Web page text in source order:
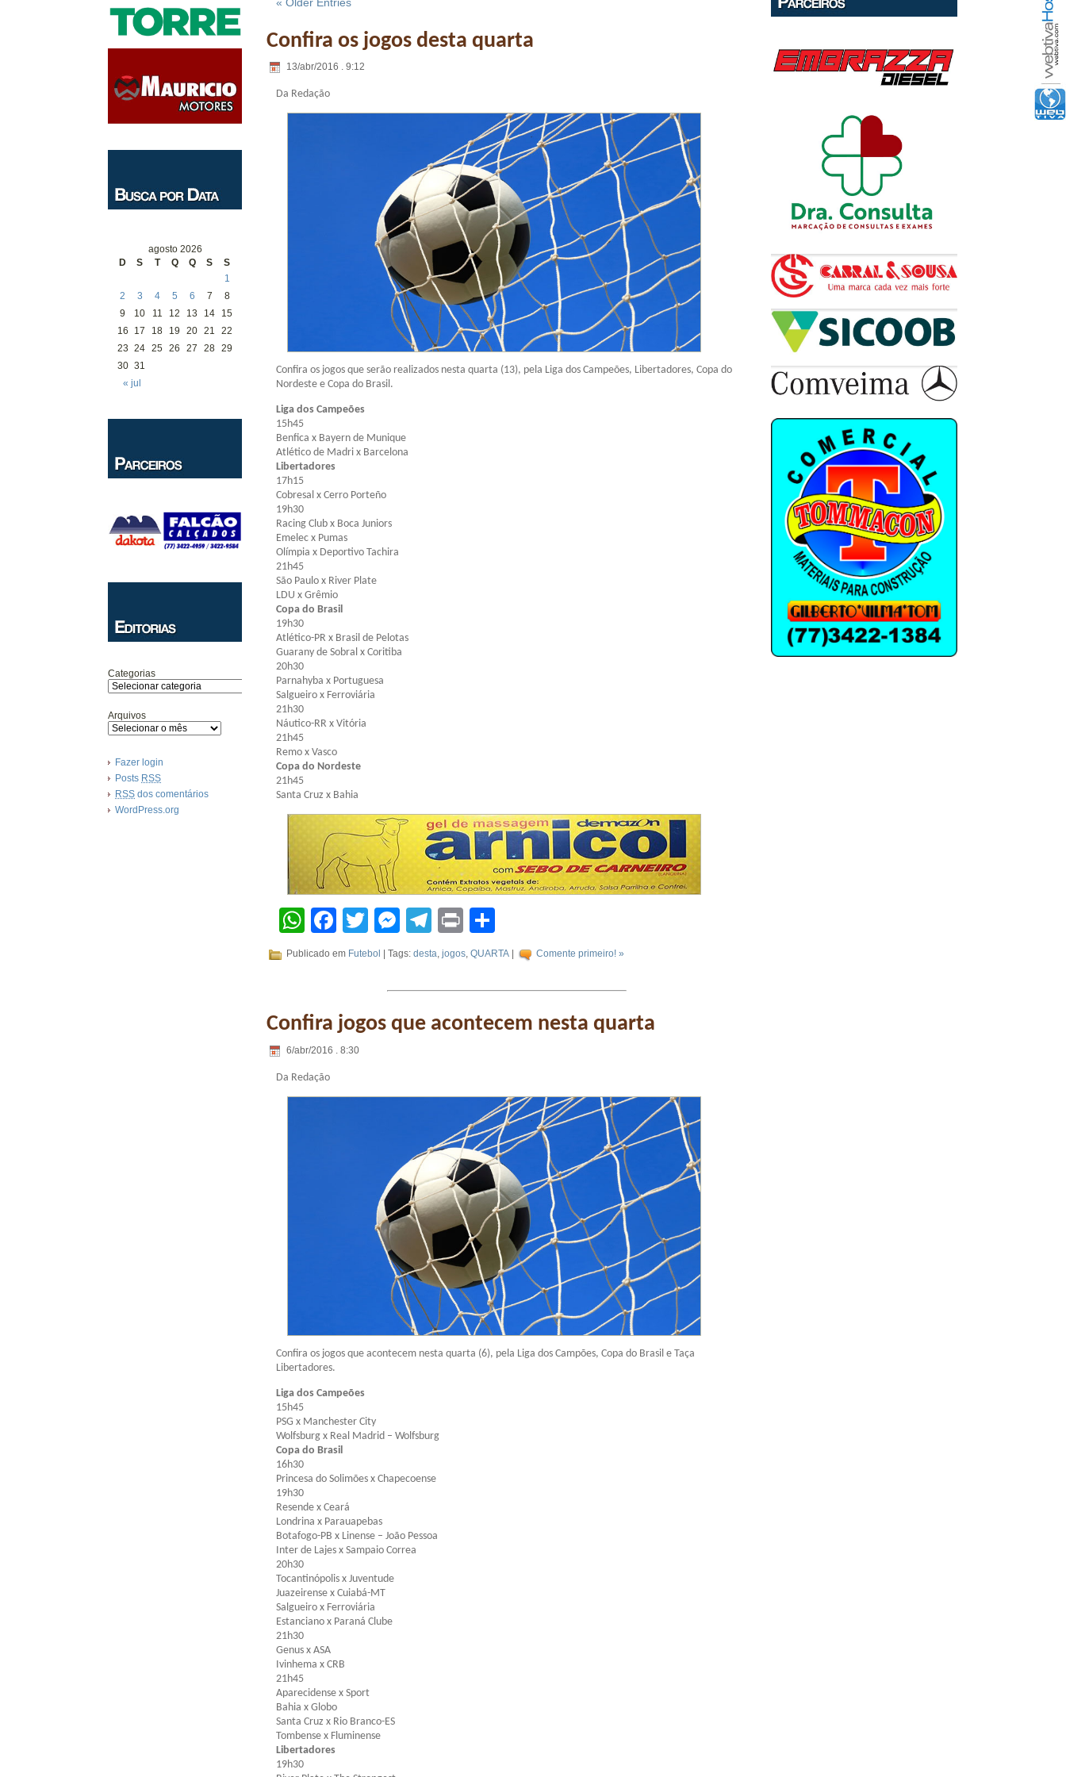
agosto 2026
D
S T Q Q S S
« jul
1
2
3 4 5 6 7
8
9
10 11 12 13 14
15
16
17 18 19 20 21
22
23 24 25 26 27 28 29
30 31
Categorias
Arquivos
Fazer login
Posts RSS
RSS dos comentários
WordPress.org
Confira os jogos desta quarta
13/abr/2016 . 9:12
Da Redação
Confira os jogos que serão realizados nesta quarta (13), pela Liga dos Campeões, Libertadores, Copa do
Nordeste e Copa do Brasil.
Liga dos Campeões
15h45
Benfica x Bayern de Munique
Atlético de Madri x Barcelona
Libertadores
17h15
Cobresal x Cerro Porteño
19h30
Racing Club x Boca Juniors
Emelec x Pumas
Olímpia x Deportivo Tachira
21h45
São Paulo x River Plate
LDU x Grêmio
Copa do Brasil
19h30
Atlético-PR x Brasil de Pelotas
Guarany de Sobral x Coritiba
20h30
Parnahyba x Portuguesa
Salgueiro x Ferroviária
21h30
Náutico-RR x Vitória
21h45
Remo x Vasco
Copa do Nordeste
21h45
Santa Cruz x Bahia
WhatsApp
Facebook
TwitterMessenger
Telegram
Print
Publicado em Futebol | Tags: desta, jogos, QUARTA Comente primeiro! »
Confira jogos que acontecem nesta quarta
6/abr/2016 . 8:30
Da Redação
Confira os jogos que acontecem nesta quarta (6), pela Liga dos Campões, Copa do Brasil e Taça
Libertadores.
Liga dos Campeões
15h45
PSG x Manchester City
Wolfsburg x Real Madrid – Wolfsburg
Copa do Brasil
16h30
Princesa do Solimões x Chapecoense
19h30
Resende x Ceará
Londrina x Parauapebas
Botafogo-PB x Linense – João Pessoa
Inter de Lajes x Sampaio Correa
20h30
Tocantinópolis x Juventude
Juazeirense x Cuiabá-MT
Salgueiro x Ferroviária
Estanciano x Paraná Clube
21h30
Genus x ASA
Ivinhema x CRB
21h45
Aparecidense x Sport
Bahia x Globo
Santa Cruz x Rio Branco-ES
Tombense x Fluminense
Libertadores
19h30